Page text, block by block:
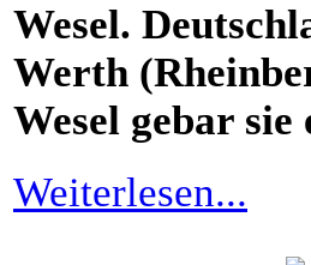
Wesel.
Werth
Wesel gebar sie
Weiterlesen...